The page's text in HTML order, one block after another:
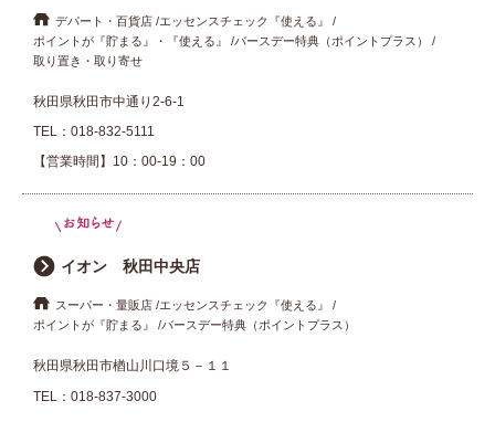
デパート・百貨店 エッセンスチェック『使える』
ポイントが『貯まる』・『使える』
バースデー特典（ポイントプラス）
取り置き・取り寄せ
秋田県秋田市中通り2-6-1
TEL： 018-832-5111
【営業時間】10：00-19：00
イオン 秋田中央店
スーパー・量販店 エッセンスチェック『使える』
ポイントが『貯まる』
バースデー特典（ポイントプラス）
秋田県秋田市楢山川口境５－１１
TEL： 018-837-3000